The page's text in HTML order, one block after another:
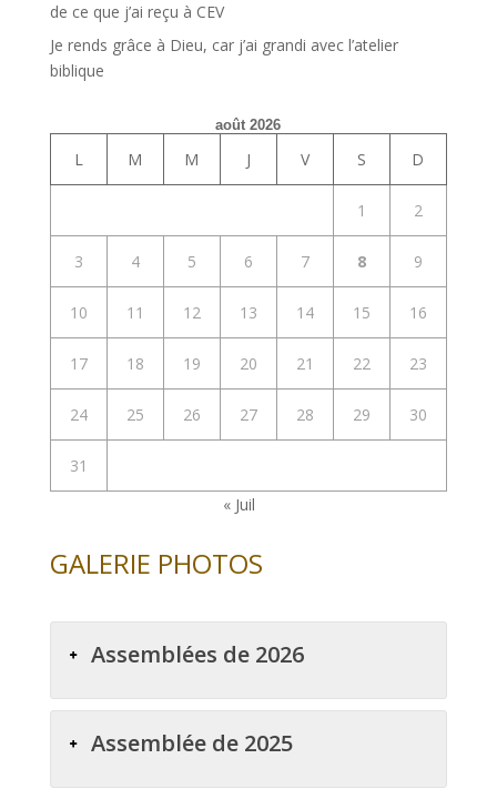
de ce que j’ai reçu à CEV
Je rends grâce à Dieu, car j’ai grandi avec l’atelier
biblique
août 2026
L M M J V S D
1 2
3 4 5 6 7 8 9
10 11 12 13 14 15 16
17 18 19 20 21 22 23
24 25 26 27 28 29 30
31
« Juil
GALERIE PHOTOS
Assemblées de 2026
Assemblée de 2025